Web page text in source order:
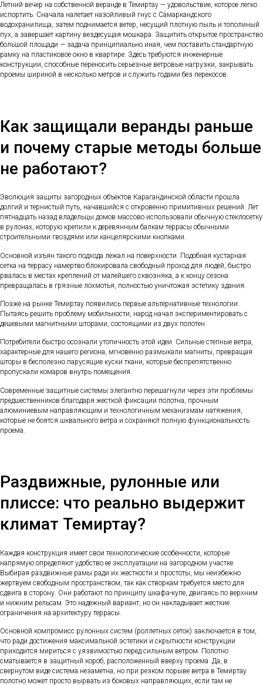
Летний вечер на собственной веранде в Темиртау — удовольствие, которое легко
испортить. Сначала налетает назойливый гнус с Самаркандского
водохранилища, затем поднимается ветер, несущий плотную пыль и тополиный
пух, а завершает картину вездесущая мошкара. Защитить открытое пространство
большой площади — задача принципиально иная, чем поставить стандартную
рамку на пластиковое окно в квартире. Здесь требуются инженерные
конструкции, способные переносить серьезные ветровые нагрузки, закрывать
проемы шириной в несколько метров и служить годами без перекосов.
Как защищали веранды раньше
и почему старые методы больше
не работают?
Эволюция защиты загородных объектов Карагандинской области прошла
долгий и тернистый путь, начавшийся с откровенно примитивных решений. Лет
пятнадцать назад владельцы домов массово использовали обычную стеклосетку
в рулонах, которую крепили к деревянным балкам террасы обычными
строительными гвоздями или канцелярскими кнопками.
Основной изъян такого подхода лежал на поверхности. Подобная кустарная
сетка на террасу намертво блокировала свободный проход для людей, быстро
рвалась в местах креплений от малейшего сквозняка, а к концу сезона
превращалась в грязные лохмотья, полностью уничтожая эстетику здания.
Позже на рынке Темиртау появились первые альтернативные технологии.
Пытаясь решить проблему мобильности, народ начал экспериментировать с
дешевыми магнитными шторами, состоящими из двух полотен.
Потребители быстро осознали утопичность этой идеи. Сильные степные ветра,
характерные для нашего региона, мгновенно размыкали магниты, превращая
шторы в бесполезно парусящие куски ткани, которые беспрепятственно
пропускали комаров внутрь помещения.
Современные защитные системы элегантно перешагнули через эти проблемы
предшественников благодаря жесткой фиксации полотна, прочным
алюминиевым направляющим и технологичным механизмам натяжения,
которые не боятся шквального ветра и сохраняют полную функциональность
проема.
Раздвижные, рулонные или
плиссе: что реально выдержит
климат Темиртау?
Каждая конструкция имеет свои технологические особенности, которые
напрямую определяют удобство ее эксплуатации на загородном участке.
Выбирая раздвижные рамы ради их жесткости и простоты, мы неизбежно
жертвуем свободным пространством, так как створкам требуется место для
сдвига в сторону. Они работают по принципу шкафа-купе, двигаясь по верхним
и нижним рельсам. Это надежный вариант, но он накладывает жесткие
ограничения на архитектуру террасы.
Основной компромисс рулонных систем (роллетных сеток) заключается в том,
что ради достижения максимальной эстетики и скрытности конструкции
приходится мириться с уязвимостью перед сильным ветром. Полотно
сматывается в защитный короб, расположенный вверху проема. Да, в
свернутом виде система незаметна, но при резком порыве ветра в Темиртау
полотно может просто вырвать из боковых направляющих, если там не